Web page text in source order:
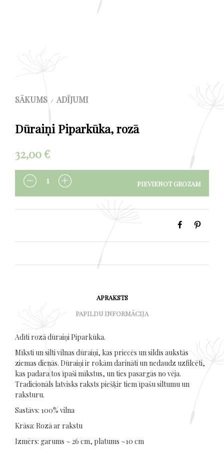
SĀKUMS / ADĪJUMI
Dūraiņi Piparkūka, rozā
32,00€
DAUDZUMS PIEVIENOT GROZAM
APRAKSTS
PAPILDU INFORMĀCIJA
Adīti rozā dūraiņi Piparkūka.
Mīksti un silti vilnas dūraiņi, kas priecēs un sildīs aukstās
ziemas dienās. Dūraiņi ir rokām darināti un nedaudz uzfilcēti,
kas padara tos īpaši mīkstus, un ties pasargās no vēja.
Tradicionāls latvisks raksts piešķir tiem īpašu siltumu un
raksturu.
Sastāvs: 100% vilna
Krāsa: Rozā ar rakstu
Izmērs: garums ~ 26 cm, platums ~10 cm